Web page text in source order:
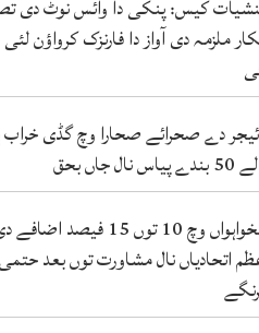
کیس: پنکی دا وائس نوٹ دی
ملزمہ دی آواز دا فارنزک کرواؤن
دے صحرائے صحارا وچ گڈی
نال جاں بحق
تنخواہواں وچ 10 توں 15
اتحادیاں نال مشاورت توں بعد